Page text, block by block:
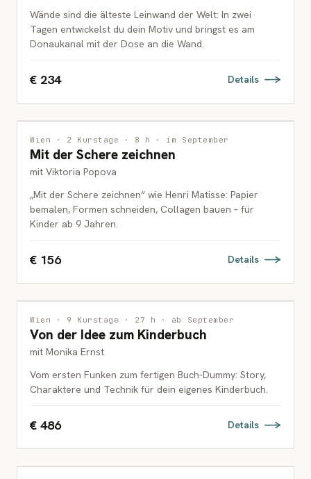
Wände sind die älteste Leinwand der Welt: In zwei
Tagen entwickelst du dein Motiv und bringst es am
Donaukanal mit der Dose an die Wand.
€ 234 Details
MALEREI
KINDER
Wien · 2 Kurstage · 8 h · im September
Mit der Schere zeichnen
mit Viktoria Popova
„Mit der Schere zeichnen“ wie Henri Matisse: Papier
bemalen, Formen schneiden, Collagen bauen – für
Kinder ab 9 Jahren.
€ 156 Details
ILLUSTRATION
ERWACHSENE
Wien · 9 Kurstage · 27 h · ab September
Von der Idee zum Kinderbuch
mit Monika Ernst
Vom ersten Funken zum fertigen Buch-Dummy: Story,
Charaktere und Technik für dein eigenes Kinderbuch.
€ 486 Details